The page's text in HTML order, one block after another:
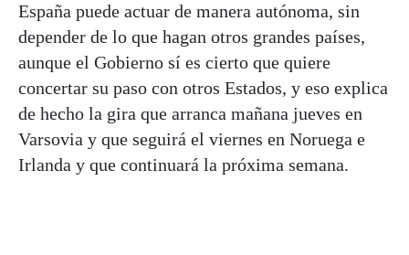
España puede actuar de manera autónoma, sin
depender de lo que hagan otros grandes países,
aunque el Gobierno sí es cierto que quiere
concertar su paso con otros Estados, y eso explica
de hecho la gira que arranca mañana jueves en
Varsovia y que seguirá el viernes en Noruega e
Irlanda y que continuará la próxima semana.